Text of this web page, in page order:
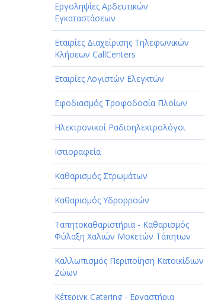
Εργοληψίες Αρδευτικών
Εγκαταστάσεων
Εταιρίες Διαχείρισης Τηλεφωνικών
Κλήσεων CallCenters
Εταιρίες Λογιστών Ελεγκτών
Εφοδιασμός Τροφοδοσία Πλοίων
Ηλεκτρονικοί Ραδιοηλεκτρολόγοι
Ιστιοραφεία
Καθαρισμός Στρωμάτων
Καθαρισμός Υδρορροών
Ταπητοκαθαριστήρια - Καθαρισμός
Φύλαξη Χαλιών Μοκετών Τάπητων
Καλλωπισμός Περιποίηση Κατοικίδιων
Ζώων
Κέτεριγκ Catering - Εργαστήρια